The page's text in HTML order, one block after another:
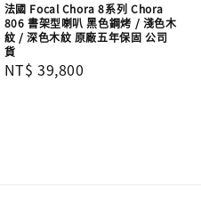
法國 Focal Chora 8系列 Chora
806 書架型喇叭 黑色鋼烤 / 淺色木
紋 / 深色木紋 原廠五年保固 公司
貨
Regular
NT$ 39,800